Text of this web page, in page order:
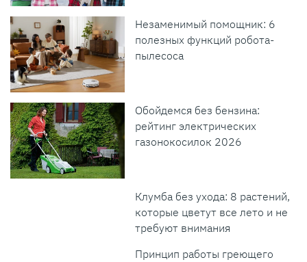
Незаменимый помощник: 6
полезных функций робота-
пылесоса
Обойдемся без бензина:
рейтинг электрических
газонокосилок 2026
Клумба без ухода: 8 растений,
которые цветут все лето и не
требуют внимания
Принцип работы греющего